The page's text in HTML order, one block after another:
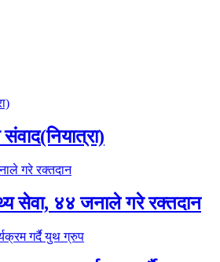
सेवा, ४४ जनाले गरे रक्तदान